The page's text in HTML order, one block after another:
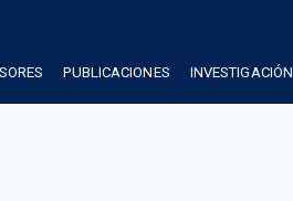
PUBLICACIONES INVESTIGACIÓN